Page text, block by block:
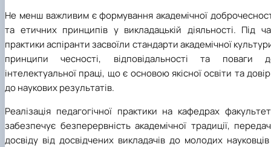
Не менш важливим є формування академічної
та етичних принципів у викладацькій діяльності. Під
практики аспіранти засвоїли стандарти академічної
принципи чесності, відповідальності та поваги
інтелектуальної праці, що є основою якісної освіти та
до наукових результатів.
Реалізація педагогічної практики на кафедрах
забезпечує безперервність академічної традиції,
досвіду від досвідчених викладачів до молодих науковців